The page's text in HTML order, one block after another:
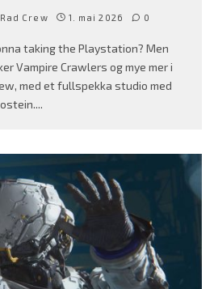
Rad Crew 1. mai 2026 0
taking the Playstation? Men
Vampire Crawlers og mye mer i
med et fullspekka studio med
...